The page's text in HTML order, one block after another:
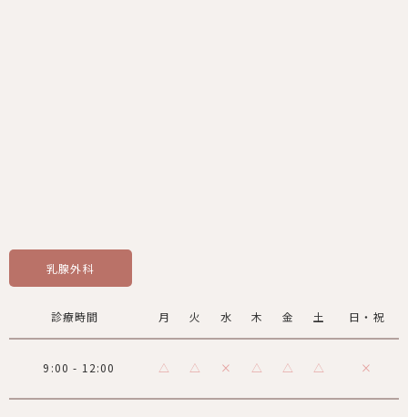
乳腺外科
診療時間 月 火 水 木 金 土 日・祝
9:00 - 12:00 △ △ × △ △ △ ×